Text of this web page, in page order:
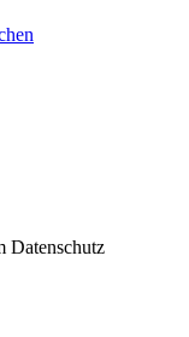
Datenschutz